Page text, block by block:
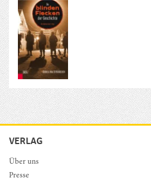
VERLAG
Über uns
Presse